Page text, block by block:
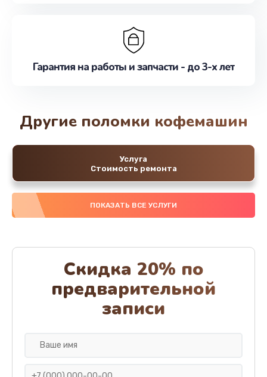
Гарантия на работы и запчасти - до 3-х лет
Другие поломки кофемашин
Услуга
Стоимость ремонта
ПОКАЗАТЬ ВСЕ УСЛУГИ
Скидка 20% по
предварительной
записи